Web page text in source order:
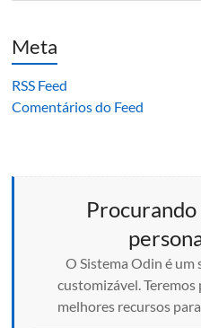
Meta
RSS Feed
Comentários do Feed
O Sistema Odin é um
customizável.
melhores recursos